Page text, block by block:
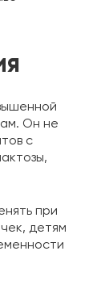
Он не
с
при
детям